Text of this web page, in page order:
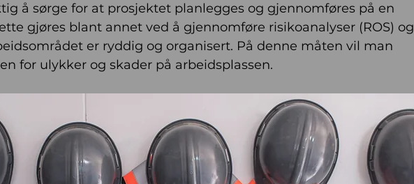
å sørge for at prosjektet planlegges og gjennomføres på en
gjøres blant annet ved å gjennomføre risikoanalyser (ROS) og
er ryddig og organisert. På denne måten vil man
for ulykker og skader på arbeidsplassen.